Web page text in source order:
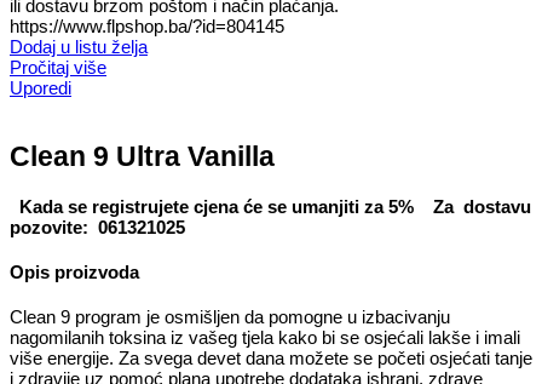
ili dostavu brzom poštom i način plaćanja.
https://www.flpshop.ba/?id=804145
Dodaj u listu želja
Pročitaj više
Uporedi
Clean 9 Ultra Vanilla
Kada se registrujete cjena će se umanjiti za 5%
Za dostavu
pozovite: 061321025
Opis proizvoda
Clean 9 program je osmišljen da pomogne u izbacivanju
nagomilanih toksina iz vašeg tjela kako bi se osjećali lakše i imali
više energije. Za svega devet dana možete se početi osjećati tanje
i zdravije uz pomoć plana upotrebe dodataka ishrani, zdrave